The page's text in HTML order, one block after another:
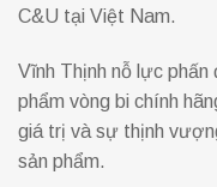
C&U tại Việt Nam.
Vĩnh Thịnh nỗ lực phấn
phẩm vòng bi chính
giá trị và sự thịnh
sản phẩm.